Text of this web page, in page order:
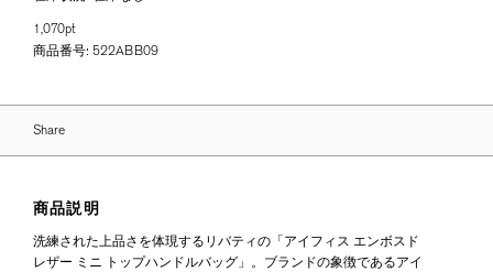
1,070pt
商品番号: 522ABB09
Share
商品説明
洗練された上品さを体現するリバティの「アイフィス エンボスド
レザー ミニ トップハンドルバッグ」。ブランドの象徴であるアイ